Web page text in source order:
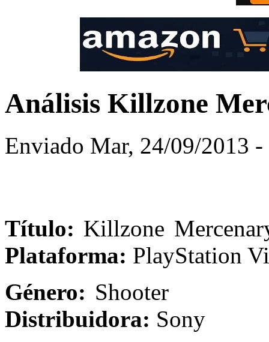
Análisis Killzone
Enviado Mar, 24/09/2013
Título:
Plataforma: PlayStation
Género:
Distribuidora: Sony